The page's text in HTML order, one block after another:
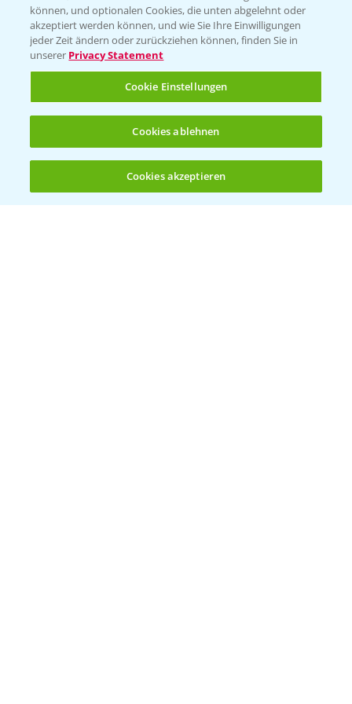
(noch 4)
Wetter Aktuell
BROSCHÜREN
Saatgut
Sonderkulturen
Verantwortung & Sorgfalt
können, und optionalen Cookies, die unten abgelehnt oder
akzeptiert werden können, und wie Sie Ihre Einwilligungen
jeder Zeit ändern oder zurückziehen können, finden Sie in
unserer Privacy Statement
Cookie Einstellungen
Cookies ablehnen
Cookies akzeptieren